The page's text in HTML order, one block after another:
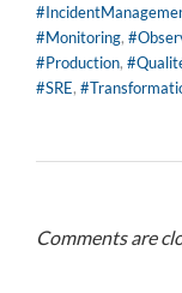
#Monitoring,
#Production,
#SRE,
Comments are